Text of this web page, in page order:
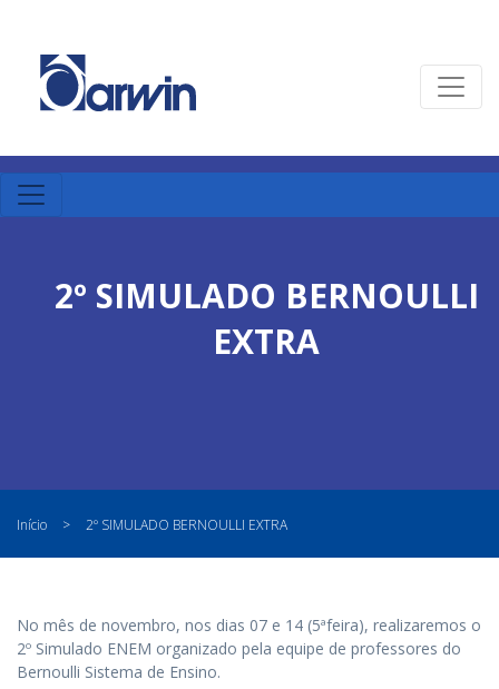
2º SIMULADO BERNOULLI
EXTRA
Início > 2º SIMULADO BERNOULLI EXTRA
No mês de novembro, nos dias 07 e 14 (5ªfeira), realizaremos o
2º Simulado ENEM organizado pela equipe de professores do
Bernoulli Sistema de Ensino.